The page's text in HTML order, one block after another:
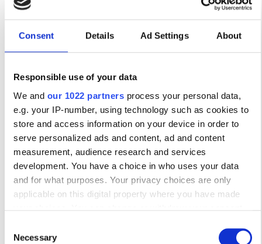
Consent Details Ad Settings About
Responsible use of your data
We and our 1022 partners process your personal data,
e.g. your IP-number, using technology such as cookies to
store and access information on your device in order to
serve personalized ads and content, ad and content
measurement, audience research and services
development. You have a choice in who uses your data
and for what purposes. Your privacy choices are only
applicable on this digital property where you have made
Privacy trigger icon.
Selection
Necessary
Τετάρτη
Πέμπτη 07:00 - 17:00
Παρασκευή 07:00 - 17:00
Σάββατο 07:00 - 17:00
Κυριακή Κλειστό
Προσωπικό